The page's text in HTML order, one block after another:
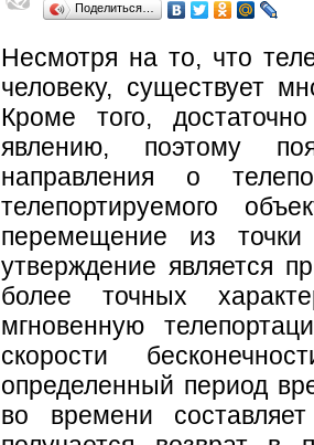
Поделиться…
Несмотря на то, что
человеку, существует
Кроме того,
явлению, поэтому
направления о
телепортируемого
перемещение из
утверждение является
более точных
мгновенную
скорости
определенный период
во времени